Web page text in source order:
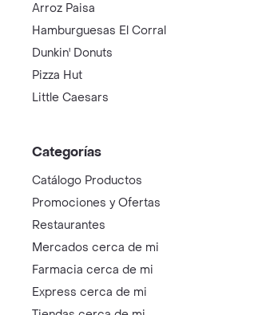
Arroz Paisa
Hamburguesas El Corral
Dunkin' Donuts
Pizza Hut
Little Caesars
Categorías
Catálogo Productos
Promociones y Ofertas
Restaurantes
Mercados cerca de mi
Farmacia cerca de mi
Express cerca de mi